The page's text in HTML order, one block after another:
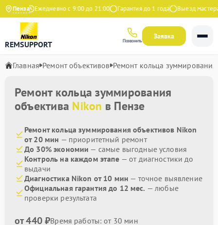
ПензаЕжедневно с 9:00 до 21:00 Гарантия до 1 года Выезд мастера
REMSUPPORT Позвонить
Заявка
Главная Ремонт объективов Ремонт кольца зуммирования
Ремонт кольца зуммирования
объектива Nikon в Пензе
Ремонт кольца зуммирования объективов Nikon
от 20 мин — приоритетный ремонт
До 30% экономии — самые выгодные условия
Контроль на каждом этапе — от диагностики до
выдачи
Диагностика Nikon от 10 мин — точное выявление
Официальная гарантия до 12 мес. — любые
проверки результата
от 440 ₽Время работы: от 30 мин